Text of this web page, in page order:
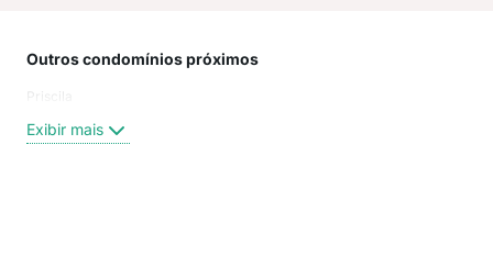
Outros condomínios próximos
Priscila
Exibir mais